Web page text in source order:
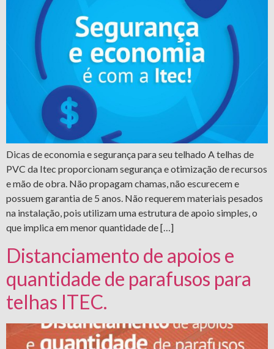
Dicas de economia e segurança para seu telhado A telhas de
PVC da Itec proporcionam segurança e otimização de recursos
e mão de obra. Não propagam chamas, não escurecem e
possuem garantia de 5 anos. Não requerem materiais pesados
na instalação, pois utilizam uma estrutura de apoio simples, o
que implica em menor quantidade de […]
Distanciamento de apoios e
quantidade de parafusos para
telhas ITEC.